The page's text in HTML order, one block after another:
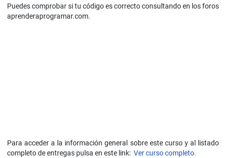
Puedes comprobar si tu código es correcto consultando en los foros
aprenderaprogramar.com.
Para acceder a la información general sobre este curso y al listado
completo de entregas pulsa en este link: Ver curso completo.